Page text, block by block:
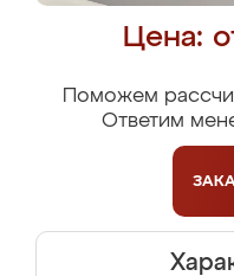
Цена:
Поможем
Ответим